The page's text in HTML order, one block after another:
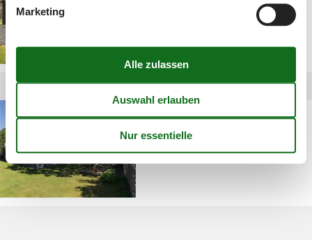
Privat Ferienhaus
Norsminde
Marketing